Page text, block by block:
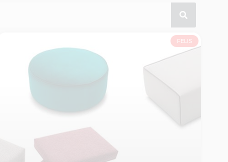
FELIS